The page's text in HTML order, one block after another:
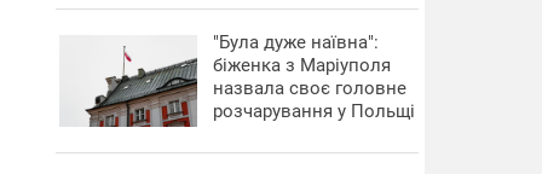
"Була дуже наївна":
біженка з Маріуполя
назвала своє головне
розчарування у Польщі